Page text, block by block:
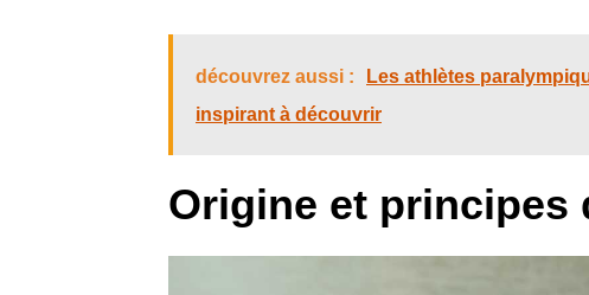
découvrez aussi :
Les athlètes
inspirant à découvrir
Origine et principes